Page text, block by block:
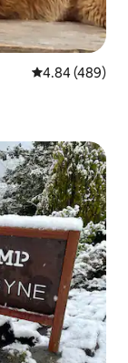
レビュー489
4.84 (489)